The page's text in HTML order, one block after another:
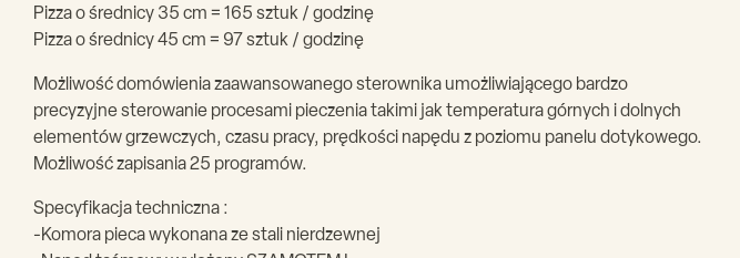
Pizza o średnicy 35 cm = 165 sztuk / godzinę
Pizza o średnicy 45 cm = 97 sztuk / godzinę
Możliwość domówienia zaawansowanego sterownika umożliwiającego bardzo
precyzyjne sterowanie procesami pieczenia takimi jak temperatura górnych i dolnych
elementów grzewczych, czasu pracy, prędkości napędu z poziomu panelu dotykowego.
Możliwość zapisania 25 programów.
Specyfikacja techniczna :
-Komora pieca wykonana ze stali nierdzewnej